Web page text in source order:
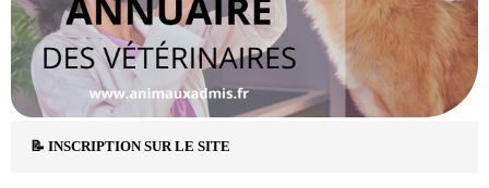
📝 INSCRIPTION SUR LE SITE